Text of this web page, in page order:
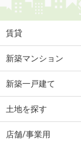
賃貸
新築マンション
新築一戸建て
土地を探す
店舗/事業用